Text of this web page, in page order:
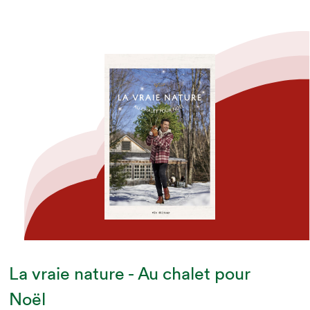
La vraie nature - Au chalet pour
Noël